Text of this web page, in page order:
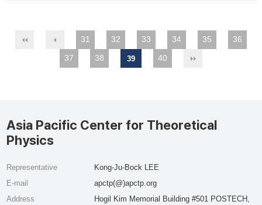
31 32 33 34 35
36
37
38 39 40
Asia Pacific Center for Theoretical
Physics
Representative
Kong-Ju-Bock LEE
E-mail
apctp(@)apctp.org
Address
Hogil Kim Memorial Building #501 POSTECH,